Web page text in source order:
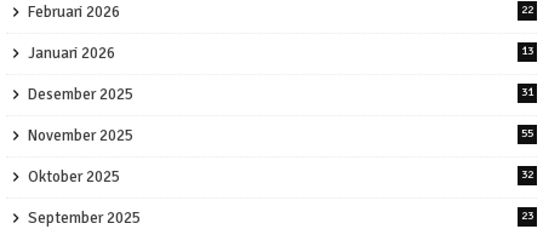
Februari 2026 22
Januari 2026 13
Desember 2025 31
November 2025 55
Oktober 2025 32
September 2025 23